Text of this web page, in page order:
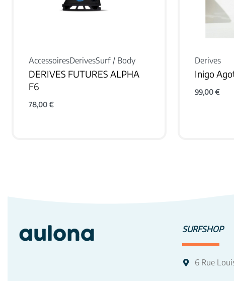
AccessoiresDerivesSurf / Body
DERIVES FUTURES ALPHA
F6
78,00€
Derives
Inigo
99,00€
SURFSHOP
6 Rue